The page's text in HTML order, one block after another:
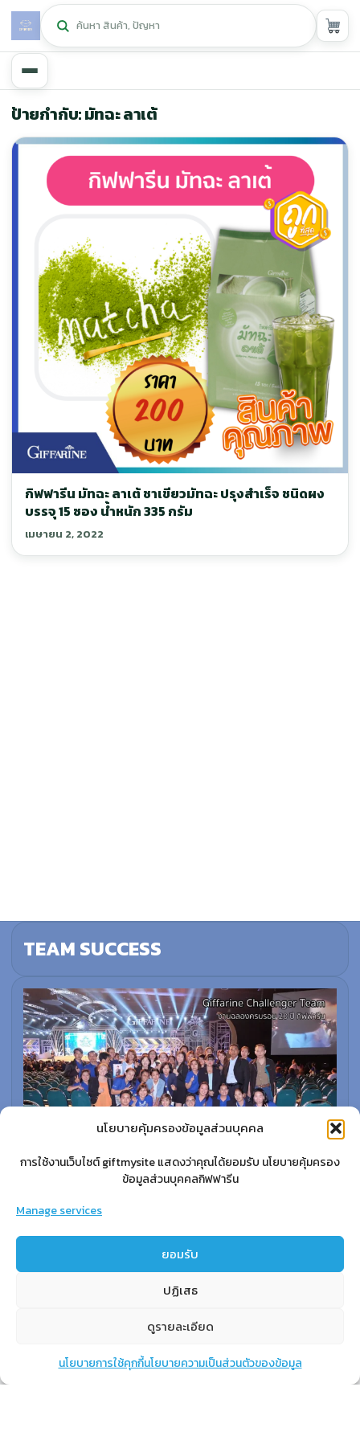
นโยบายคุ้มครองข้อมูลส่วนบุคคล
การใช้งานเว็บไซต์ giftmysite แสดงว่าคุณได้ยอมรับ นโยบายคุ้มครอง
ข้อมูลส่วนบุคคลกิฟฟารีน
Manage services
ยอมรับ
ปฏิเสธ
ดูรายละเอียด
นโยบายการใช้คุกกี้นโยบายความเป็นส่วนตัวของข้อมูล
หน้าหลัก
ศูนย์กิฟฟารีน
▾
สุขภาพและการแก้ปัญหา
▾
ความงาม
หน้ารวมสินค้า
หน้าตระกร้าสินค้า
ป้ายกำกับ: มัทฉะ ลาเต้
กิฟฟารีน มัทฉะ ลาเต้ ชาเขียวมัทฉะ ปรุงสำเร็จ ชนิดผง
บรรจุ 15 ซอง น้ำหนัก 335 กรัม
เมษายน 2, 2022
TEAM SUCCESS
สำหรับสมาชิก
สิทธิประโยชน์
ขั้นตอนการสมัครสมาชิก
การสั่งซื้อสินค้าราคาสมาชิก
แชท หน้าสินค้า ตะกร้าสินค้า